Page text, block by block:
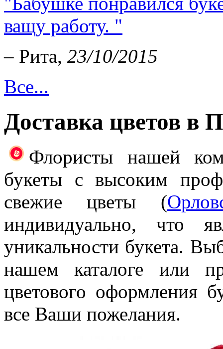
ващу работу. "
– Рита, 23/10/2015
Все...
Доставка цветов в
Флористы нашей
букеты с высоким
свежие цветы (
индивидуально, что
уникальности букета.
нашем каталоге или
цветового оформления
все Ваши пожелания.